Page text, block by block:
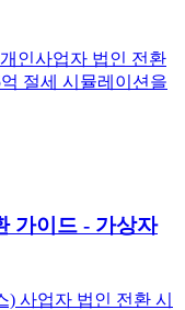
인사업자 법인 전환
절세 시뮬레이션을
가이드 - 가상자
) 사업자 법인 전환 시